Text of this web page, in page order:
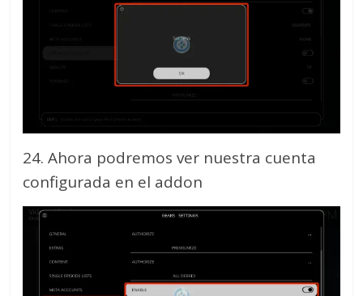
24. Ahora podremos ver nuestra cuenta
configurada en el addon